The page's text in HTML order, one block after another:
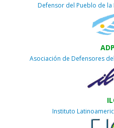
Defensor del Pueblo de
Asociación de Defensores
Instituto